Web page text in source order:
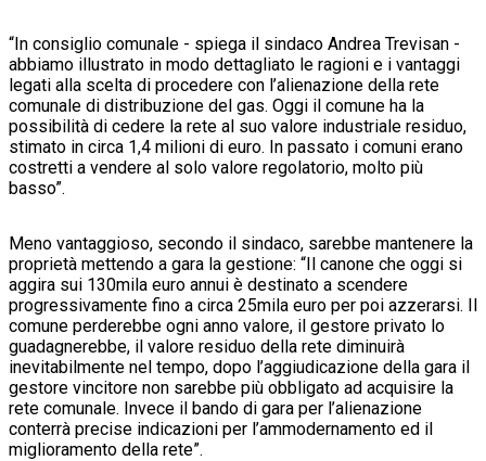
“In consiglio comunale - spiega il sindaco Andrea Trevisan -
abbiamo illustrato in modo dettagliato le ragioni e i vantaggi
legati alla scelta di procedere con l’alienazione della rete
comunale di distribuzione del gas. Oggi il comune ha la
possibilità di cedere la rete al suo valore industriale residuo,
stimato in circa 1,4 milioni di euro. In passato i comuni erano
costretti a vendere al solo valore regolatorio, molto più
basso”.
Meno vantaggioso, secondo il sindaco, sarebbe mantenere la
proprietà mettendo a gara la gestione: “Il canone che oggi si
aggira sui 130mila euro annui è destinato a scendere
progressivamente fino a circa 25mila euro per poi azzerarsi. Il
comune perderebbe ogni anno valore, il gestore privato lo
guadagnerebbe, il valore residuo della rete diminuirà
inevitabilmente nel tempo, dopo l’aggiudicazione della gara il
gestore vincitore non sarebbe più obbligato ad acquisire la
rete comunale. Invece il bando di gara per l’alienazione
conterrà precise indicazioni per l’ammodernamento ed il
miglioramento della rete”.